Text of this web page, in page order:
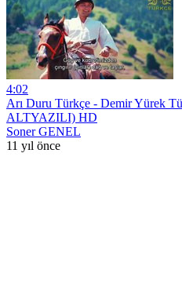
4:02
Arı Duru Türkçe - Demir Yürek
ALTYAZILI) HD
Soner GENEL
11 yıl önce